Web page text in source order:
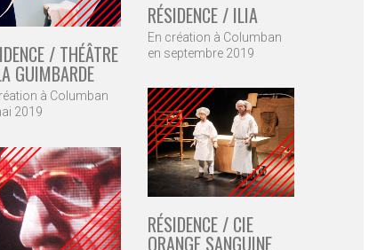
RÉSIDENCE / ILIA
En création à Columban
en septembre 2019
/ THÉÂTRE
GUIMBARDE
à Columban
2019
RÉSIDENCE / CIE
ORANGE SANGUINE